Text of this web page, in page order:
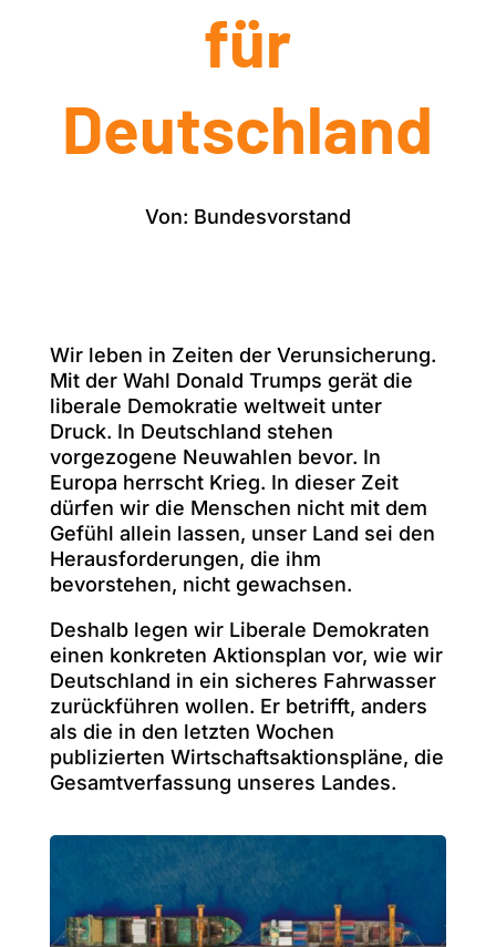
für
Deutschland
Von: Bundesvorstand
Wir leben in Zeiten der Verunsicherung.
Mit der Wahl Donald Trumps gerät die
liberale Demokratie weltweit unter
Druck. In Deutschland stehen
vorgezogene Neuwahlen bevor. In
Europa herrscht Krieg. In dieser Zeit
dürfen wir die Menschen nicht mit dem
Gefühl allein lassen, unser Land sei den
Herausforderungen, die ihm
bevorstehen, nicht gewachsen.
Deshalb legen wir Liberale Demokraten
einen konkreten Aktionsplan vor, wie wir
Deutschland in ein sicheres Fahrwasser
zurückführen wollen. Er betrifft, anders
als die in den letzten Wochen
publizierten Wirtschaftsaktionspläne, die
Gesamtverfassung unseres Landes.